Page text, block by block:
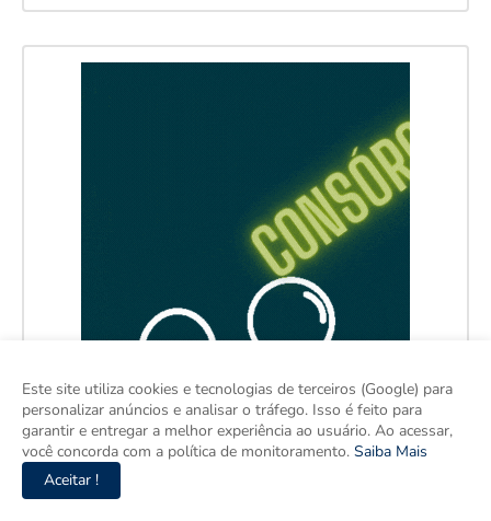
Este site utiliza cookies e tecnologias de terceiros (Google) para
personalizar anúncios e analisar o tráfego. Isso é feito para
garantir e entregar a melhor experiência ao usuário. Ao acessar,
você concorda com a política de monitoramento. Saiba Mais
Aceitar !